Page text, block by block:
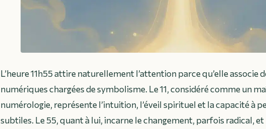
L’heure 11h55 attire naturellement l’attention parce qu’elle associe
numériques chargées de symbolisme. Le 11, considéré comme un
numérologie, représente l’intuition, l’éveil spirituel et la capacité à
subtiles. Le 55, quant à lui, incarne le changement, parfois radical,